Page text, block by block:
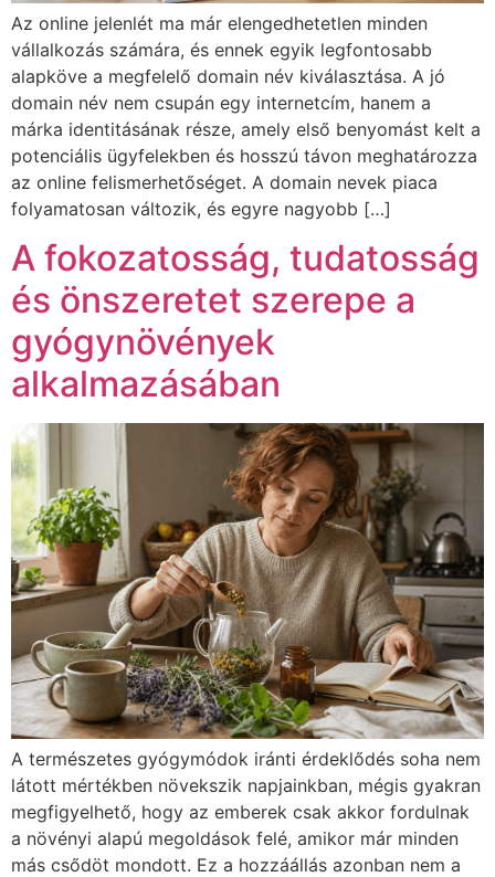
Az online jelenlét ma már elengedhetetlen minden
vállalkozás számára, és ennek egyik legfontosabb
alapköve a megfelelő domain név kiválasztása. A jó
domain név nem csupán egy internetcím, hanem a
márka identitásának része, amely első benyomást kelt a
potenciális ügyfelekben és hosszú távon meghatározza
az online felismerhetőséget. A domain nevek piaca
folyamatosan változik, és egyre nagyobb […]
A fokozatosság, tudatosság
és önszeretet szerepe a
gyógynövények
alkalmazásában
A természetes gyógymódok iránti érdeklődés soha nem
látott mértékben növekszik napjainkban, mégis gyakran
megfigyelhető, hogy az emberek csak akkor fordulnak
a növényi alapú megoldások felé, amikor már minden
más csődöt mondott. Ez a hozzáállás azonban nem a